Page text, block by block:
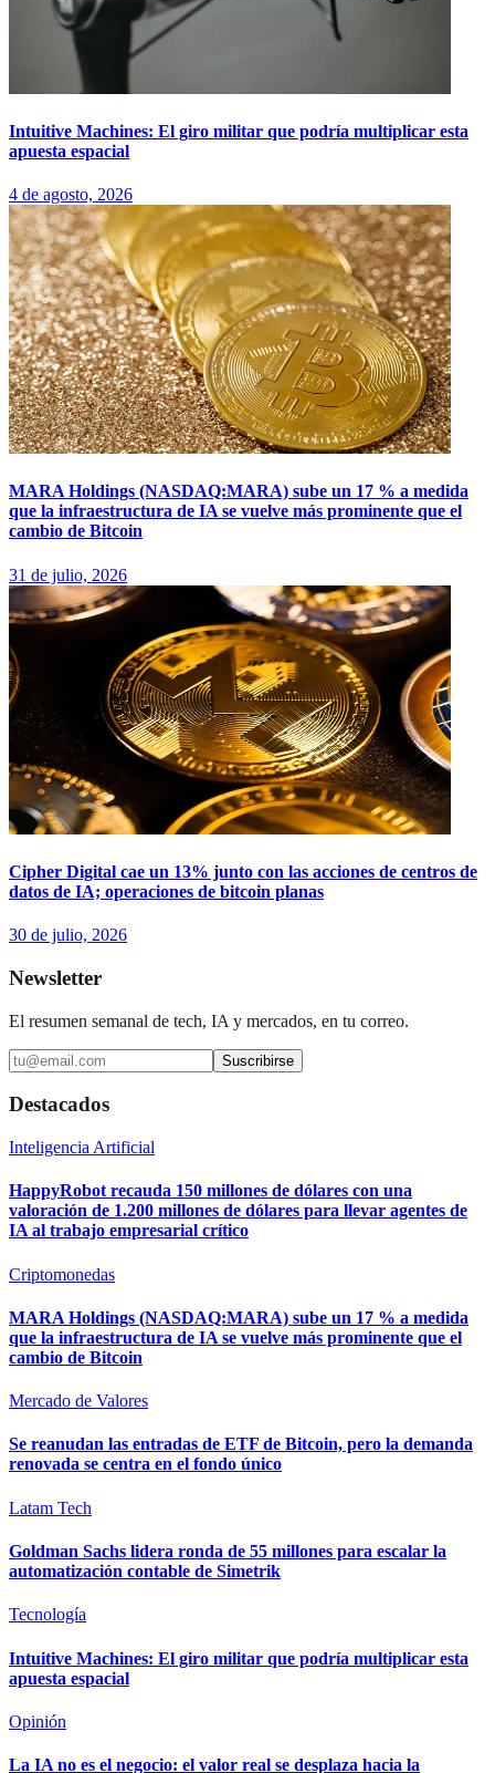
Intuitive Machines: El giro militar que podría multiplicar esta
apuesta espacial
4 de agosto, 2026
MARA Holdings (NASDAQ:MARA) sube un 17 % a medida
que la infraestructura de IA se vuelve más prominente que el
cambio de Bitcoin
31 de julio, 2026
Cipher Digital cae un 13% junto con las acciones de centros de
datos de IA; operaciones de bitcoin planas
30 de julio, 2026
Newsletter
El resumen semanal de tech, IA y mercados, en tu correo.
Suscribirse
Destacados
Inteligencia Artificial
HappyRobot recauda 150 millones de dólares con una
valoración de 1.200 millones de dólares para llevar agentes de
IA al trabajo empresarial crítico
Criptomonedas
MARA Holdings (NASDAQ:MARA) sube un 17 % a medida
que la infraestructura de IA se vuelve más prominente que el
cambio de Bitcoin
Mercado de Valores
Se reanudan las entradas de ETF de Bitcoin, pero la demanda
renovada se centra en el fondo único
Latam Tech
Goldman Sachs lidera ronda de 55 millones para escalar la
automatización contable de Simetrik
Tecnología
Intuitive Machines: El giro militar que podría multiplicar esta
apuesta espacial
Opinión
La IA no es el negocio: el valor real se desplaza hacia la